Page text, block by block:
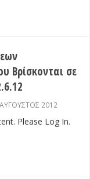
Βρίσκονται σε
ΑΥΓΟΥΣΤΟΣ 2012
Please Log In.